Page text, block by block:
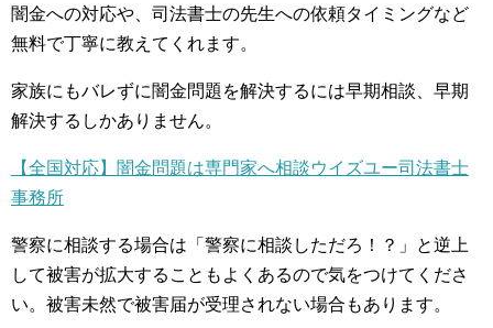
闇金への対応や、司法書士の先生への依頼タイミングなど
無料で丁寧に教えてくれます。
家族にもバレずに闇金問題を解決するには早期相談、早期
解決するしかありません。
【全国対応】闇金問題は専門家へ相談ウイズユー司法書士
事務所
警察に相談する場合は「警察に相談しただろ！？」と逆上
して被害が拡大することもよくあるので気をつけてくださ
い。被害未然で被害届が受理されない場合もあります。